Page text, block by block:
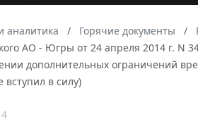
аналитика Горячие документы
АО - Югры от 24 апреля 2014 г. N
дополнительных ограничений
в силу)